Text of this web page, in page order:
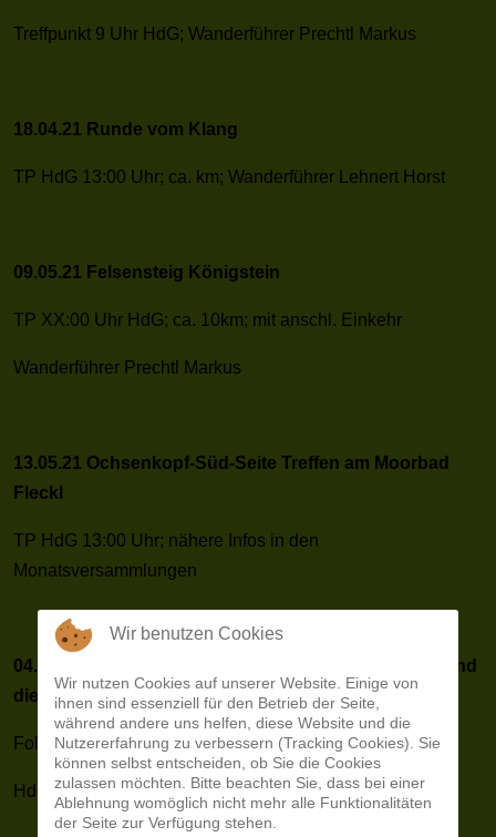
Treffpunkt 9 Uhr HdG; Wanderführer Prechtl Markus
18.04.21 Runde vom Klang
TP HdG 13:00 Uhr; ca. km; Wanderführer Lehnert Horst
09.05.21 Felsensteig Königstein
TP XX:00 Uhr HdG; ca. 10km; mit anschl. Einkehr
Wanderführer Prechtl Markus
13.05.21 Ochsenkopf-Süd-Seite Treffen am Moorbad
Fleckl
TP HdG 13:00 Uhr; nähere Infos in den
Monatsversammlungen
04.06.21 Zeitreise durch die Geschichte des Abfalls und
die
Folgen für Mensch, Tier und Umwelt
HdG 19:00 Uhr; Referent Kuhbandner Karl.
Wir benutzen Cookies
Wir nutzen Cookies auf unserer Website. Einige von
ihnen sind essenziell für den Betrieb der Seite,
während andere uns helfen, diese Website und die
Nutzererfahrung zu verbessern (Tracking Cookies). Sie
können selbst entscheiden, ob Sie die Cookies
zulassen möchten. Bitte beachten Sie, dass bei einer
Ablehnung womöglich nicht mehr alle Funktionalitäten
der Seite zur Verfügung stehen.